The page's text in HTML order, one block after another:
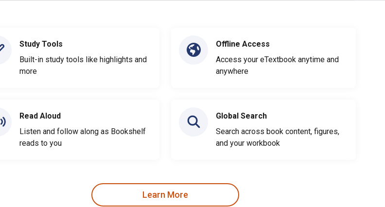
Study Tools
Built-in study tools like highlights and
more
Read Aloud
Listen and follow along as Bookshelf
reads to you
Offline Access
Access your eTextbook anytime and
anywhere
Global Search
Search across book content, figures,
and your workbook
Learn More